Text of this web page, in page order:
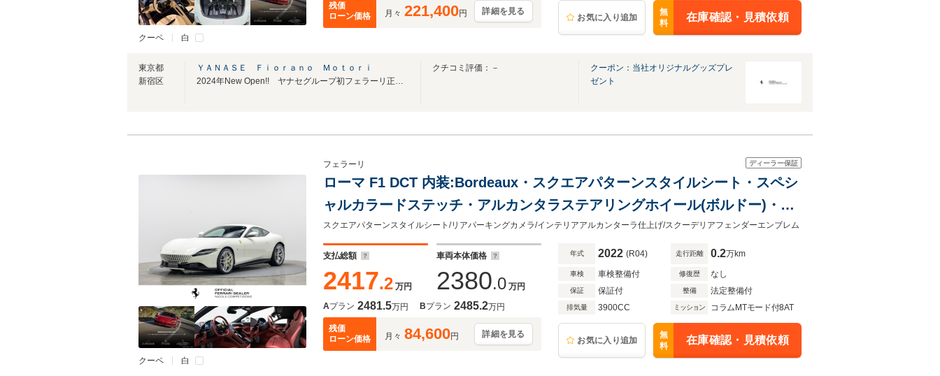
クーペ 白
残価
ローン価格
月々 221,400円 詳細を見る
お気に入り追加
無
料
在庫確認・見積依頼
東京都
新宿区
ＹＡＮＡＳＥ Ｆｉｏｒａｎｏ Ｍｏｔｏｒｉ
2024年New Open!! ヤナセグループ初フェラーリ正規販売店
クチコミ評価：－
クーポン：当社オリジナルグッズプレ
ゼント
クーペ 白
ディーラー保証
フェラーリ
ローマ F1 DCT 内装:Bordeaux・スクエアパターンスタイルシート・スペシ
ャルカラードステッチ・アルカンタラステアリングホイール(ボルドー)・リ
アパーキングカメラ・アルカンタラインテリアインサート
スクエアパターンスタイルシート/リアパーキングカメラ/インテリアアルカンターラ仕上げ/スクーデリアフェンダーエンブレム
支払総額
2417.2 万円
車両本体価格
2380.0 万円
Aプラン 2481.5万円 Bプラン 2485.2万円
残価
ローン価格
月々 84,600円 詳細を見る
年式 2022 (R04) 走行距離 0.2万km
車検 車検整備付 修復歴 なし
保証 保証付 整備 法定整備付
排気量 3900CC ミッション コラムMTモード付8AT
お気に入り追加
無
料
在庫確認・見積依頼